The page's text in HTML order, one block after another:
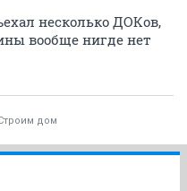
несколько ДОКов,
вообще нигде нет
дом